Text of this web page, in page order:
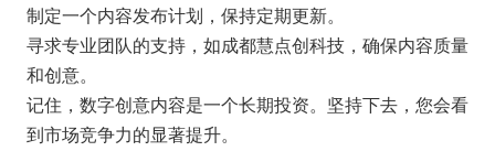
制定一个内容发布计划，保持定期更新。
寻求专业团队的支持，如成都慧点创科技，确保内容质量
和创意。
记住，数字创意内容是一个长期投资。坚持下去，您会看
到市场竞争力的显著提升。